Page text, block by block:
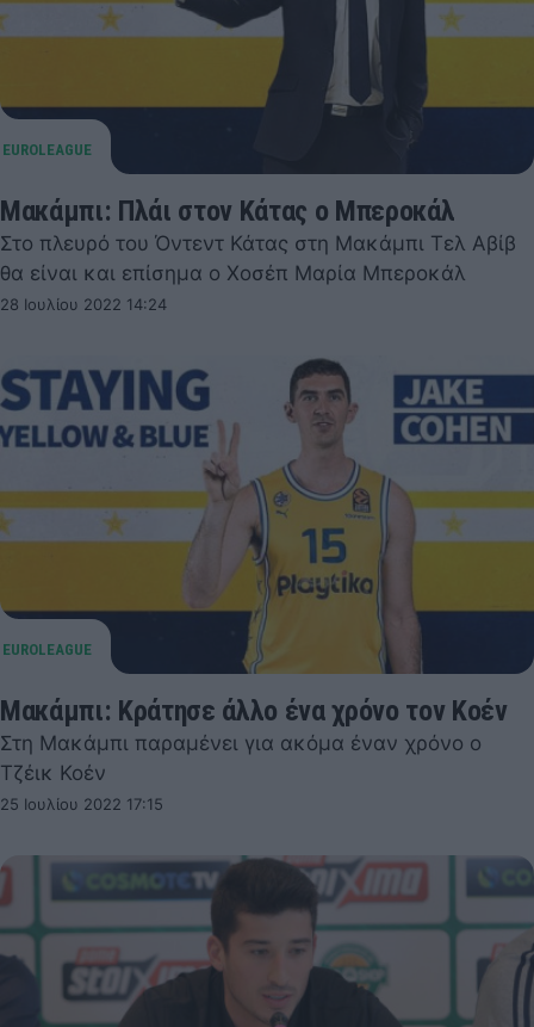
Μακάμπι: Πλάι στον Κάτας ο Μπεροκάλ
Στο πλευρό του Όντεντ Κάτας στη Μακάμπι Τελ Αβίβ
θα είναι και επίσημα ο Χοσέπ Μαρία Μπεροκάλ
28 Ιουλίου 2022 14:24
Μακάμπι: Κράτησε άλλο ένα χρόνο τον Κοέν
Στη Μακάμπι παραμένει για ακόμα έναν χρόνο ο
Τζέικ Κοέν
25 Ιουλίου 2022 17:15